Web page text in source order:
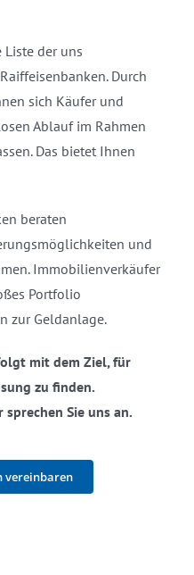
der uns
Durch
sich Käufer und
Ablauf im Rahmen
Das bietet Ihnen
beraten
und
Immobilienverkäufer
Portfolio
zur Geldanlage.
mit dem Ziel, für
zu finden.
Sie uns an.
vereinbaren